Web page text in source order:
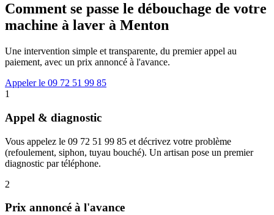
Comment se passe le débouchage de votre
machine à laver à Menton
Une intervention simple et transparente, du premier appel au
paiement, avec un prix annoncé à l'avance.
Appeler le 09 72 51 99 85
1
Appel & diagnostic
Vous appelez le 09 72 51 99 85 et décrivez votre problème
(refoulement, siphon, tuyau bouché). Un artisan pose un premier
diagnostic par téléphone.
2
Prix annoncé à l'avance